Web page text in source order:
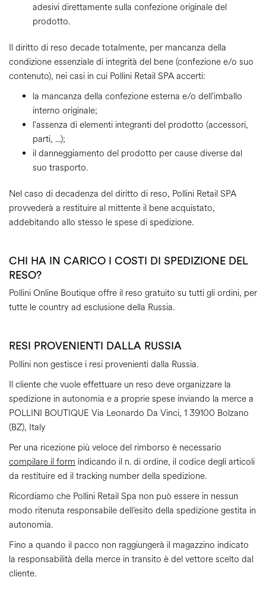
adesivi direttamente sulla confezione originale del
prodotto.
Il diritto di reso decade totalmente, per mancanza della
condizione essenziale di integrità del bene (confezione e/o suo
contenuto), nei casi in cui Pollini Retail SPA accerti:
la mancanza della confezione esterna e/o dell'imballo
interno originale;
l'assenza di elementi integranti del prodotto (accessori,
parti, ...);
il danneggiamento del prodotto per cause diverse dal
suo trasporto.
Nel caso di decadenza del diritto di reso, Pollini Retail SPA
provvederà a restituire al mittente il bene acquistato,
addebitando allo stesso le spese di spedizione.
CHI HA IN CARICO I COSTI DI SPEDIZIONE DEL
RESO?
Pollini Online Boutique offre il reso gratuito su tutti gli ordini, per
tutte le country ad esclusione della Russia.
RESI PROVENIENTI DALLA RUSSIA
Pollini non gestisce i resi provenienti dalla Russia.
Il cliente che vuole effettuare un reso deve organizzare la
spedizione in autonomia e a proprie spese inviando la merce a
POLLINI BOUTIQUE Via Leonardo Da Vinci, 1 39100 Bolzano
(BZ), Italy
Per una ricezione più veloce del rimborso è necessario
compilare il form indicando il n. di ordine, il codice degli articoli
da restituire ed il tracking number della spedizione.
Ricordiamo che Pollini Retail Spa non può essere in nessun
modo ritenuta responsabile dell’esito della spedizione gestita in
autonomia.
Fino a quando il pacco non raggiungerà il magazzino indicato
la responsabilità della merce in transito è del vettore scelto dal
cliente.